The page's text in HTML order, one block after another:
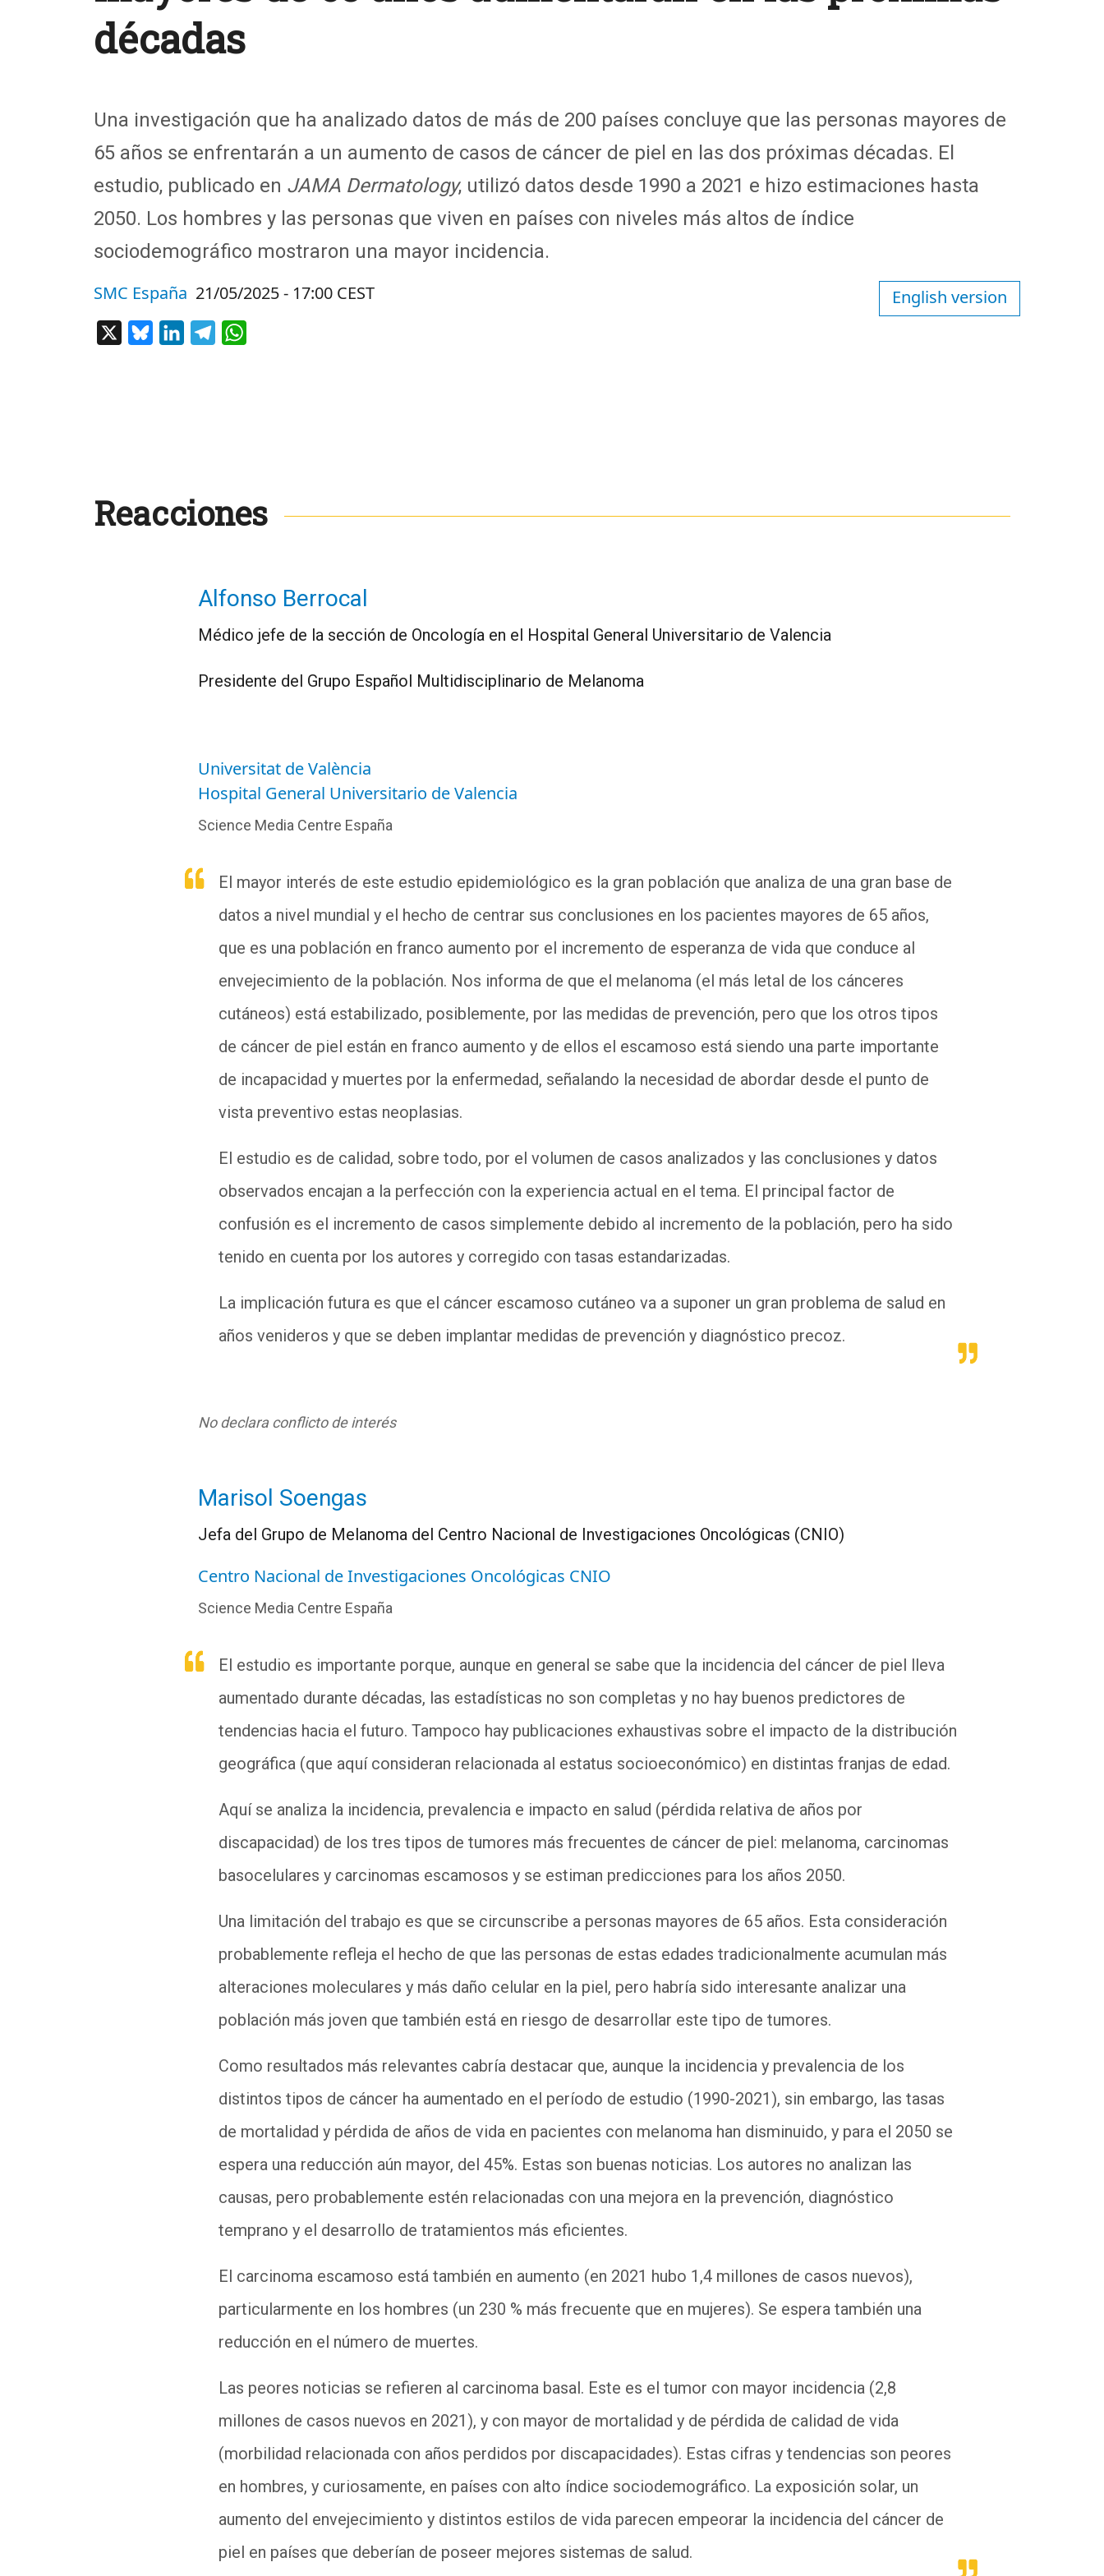
décadas
Una investigación que ha analizado datos de más de 200 países concluye que las personas mayores de
65 años se enfrentarán a un aumento de casos de cáncer de piel en las dos próximas décadas. El
estudio, publicado en JAMA Dermatology, utilizó datos desde 1990 a 2021 e hizo estimaciones hasta
2050. Los hombres y las personas que viven en países con niveles más altos de índice
sociodemográfico mostraron una mayor incidencia.
SMC España 21/05/2025 - 17:00 CEST
BlueskyLinkedInTelegram
English version
Reacciones
Alfonso Berrocal
Médico jefe de la sección de Oncología en el Hospital General Universitario de Valencia
Presidente del Grupo Español Multidisciplinario de Melanoma
Universitat de València
Hospital General Universitario de Valencia
Science Media Centre España
El mayor interés de este estudio epidemiológico es la gran población que analiza de una gran base de
datos a nivel mundial y el hecho de centrar sus conclusiones en los pacientes mayores de 65 años,
que es una población en franco aumento por el incremento de esperanza de vida que conduce al
envejecimiento de la población. Nos informa de que el melanoma (el más letal de los cánceres
cutáneos) está estabilizado, posiblemente, por las medidas de prevención, pero que los otros tipos
de cáncer de piel están en franco aumento y de ellos el escamoso está siendo una parte importante
de incapacidad y muertes por la enfermedad, señalando la necesidad de abordar desde el punto de
vista preventivo estas neoplasias.
El estudio es de calidad, sobre todo, por el volumen de casos analizados y las conclusiones y datos
observados encajan a la perfección con la experiencia actual en el tema. El principal factor de
confusión es el incremento de casos simplemente debido al incremento de la población, pero ha sido
tenido en cuenta por los autores y corregido con tasas estandarizadas.
La implicación futura es que el cáncer escamoso cutáneo va a suponer un gran problema de salud en
años venideros y que se deben implantar medidas de prevención y diagnóstico precoz.
No declara conflicto de interés
Marisol Soengas
Jefa del Grupo de Melanoma del Centro Nacional de Investigaciones Oncológicas (CNIO)
Centro Nacional de Investigaciones Oncológicas CNIO
Science Media Centre España
El estudio es importante porque, aunque en general se sabe que la incidencia del cáncer de piel lleva
aumentado durante décadas, las estadísticas no son completas y no hay buenos predictores de
tendencias hacia el futuro. Tampoco hay publicaciones exhaustivas sobre el impacto de la distribución
geográfica (que aquí consideran relacionada al estatus socioeconómico) en distintas franjas de edad.
Aquí se analiza la incidencia, prevalencia e impacto en salud (pérdida relativa de años por
discapacidad) de los tres tipos de tumores más frecuentes de cáncer de piel: melanoma, carcinomas
basocelulares y carcinomas escamosos y se estiman predicciones para los años 2050.
Una limitación del trabajo es que se circunscribe a personas mayores de 65 años. Esta consideración
probablemente refleja el hecho de que las personas de estas edades tradicionalmente acumulan más
alteraciones moleculares y más daño celular en la piel, pero habría sido interesante analizar una
población más joven que también está en riesgo de desarrollar este tipo de tumores.
Como resultados más relevantes cabría destacar que, aunque la incidencia y prevalencia de los
distintos tipos de cáncer ha aumentado en el período de estudio (1990-2021), sin embargo, las tasas
de mortalidad y pérdida de años de vida en pacientes con melanoma han disminuido, y para el 2050 se
espera una reducción aún mayor, del 45%. Estas son buenas noticias. Los autores no analizan las
causas, pero probablemente estén relacionadas con una mejora en la prevención, diagnóstico
temprano y el desarrollo de tratamientos más eficientes.
El carcinoma escamoso está también en aumento (en 2021 hubo 1 ,4 millones de casos nuevos),
particularmente en los hombres (un 230 % más frecuente que en mujeres). Se espera también una
reducción en el número de muertes.
Las peores noticias se refieren al carcinoma basal. Este es el tumor con mayor incidencia (2,8
millones de casos nuevos en 2021), y con mayor de mortalidad y de pérdida de calidad de vida
(morbilidad relacionada con años perdidos por discapacidades). Estas cifras y tendencias son peores
en hombres, y curiosamente, en países con alto índice sociodemográfico. La exposición solar, un
aumento del envejecimiento y distintos estilos de vida parecen empeorar la incidencia del cáncer de
piel en países que deberían de poseer mejores sistemas de salud.